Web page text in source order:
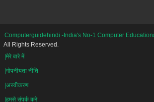
Computerguidehindi -India's No-1 Computer
All Rights Reserved.
|मेरे बारे में
|गोपनीयता नीति
|अस्वीकरण
|हमसे संपर्क करे